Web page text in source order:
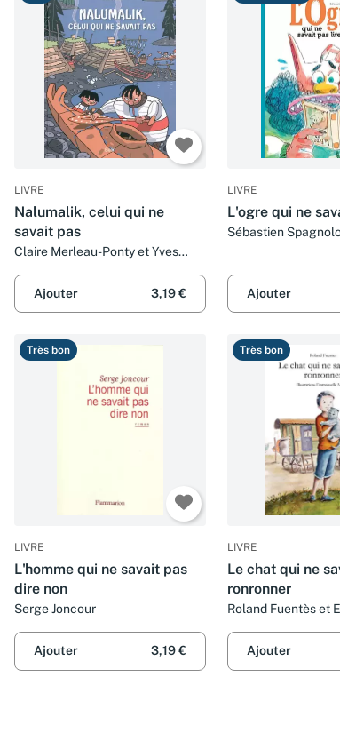
LIVRE
Nalumalik, celui qui ne
savait pas
Claire Merleau-Ponty et Yves
Ajouter
3,19 €
LIVRE
L'ogre qui ne
Sébastien
Ajouter
Très bon
LIVRE
L'homme qui ne savait pas
dire non
Serge Joncour
Ajouter 3,19 €
Très bon
LIVRE
Le chat qui ne
ronronner
Roland Fuentès et
Ajouter